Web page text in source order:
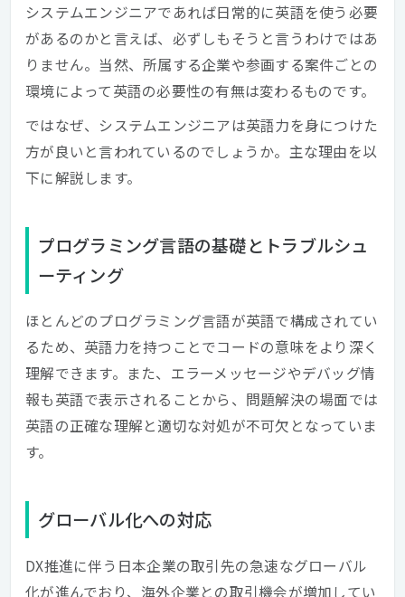
システムエンジニアであれば日常的に英語を使う必要
があるのかと言えば、必ずしもそうと言うわけではあ
りません。当然、所属する企業や参画する案件ごとの
環境によって英語の必要性の有無は変わるものです。
ではなぜ、システムエンジニアは英語力を身につけた
方が良いと言われているのでしょうか。主な理由を以
下に解説します。
プログラミング言語の基礎とトラブルシュ
ーティング
ほとんどのプログラミング言語が英語で構成されてい
るため、英語力を持つことでコードの意味をより深く
理解できます。また、エラーメッセージやデバッグ情
報も英語で表示されることから、問題解決の場面では
英語の正確な理解と適切な対処が不可欠となっていま
す。
グローバル化への対応
DX推進に伴う日本企業の取引先の急速なグローバル
化が進んでおり、海外企業との取引機会が増加してい